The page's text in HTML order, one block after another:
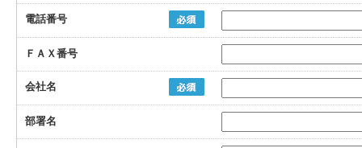
電話番号
ＦＡＸ番号
会社名
部署名